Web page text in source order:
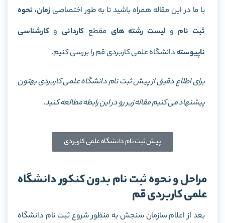
با ما در این مقاله همراه باشید تا به طور اختصاصیزمان، نحوه
ثبت نامو لیست رشته های مقطع کاردانی وکارشناسی
ناپیوستهدانشگاه علمی کاربردی قم را بررسی کنیم.
برای اطلاع دقیق از پیش ثبت نام دانشگاه علمی کاربردی بهتون
پیشنهاد می کنیم مقاله زیر رو در این رابطه مطالعه کنید.
پیش ثبت نام دانشگاه علمی کاربردی
مراحل و نحوه ثبت نام بدون کنکور دانشگاه
علمی کاربردی قم
بعد از اعلام سازمان سنجش به منظور شروع ثبت نام دانشگاه